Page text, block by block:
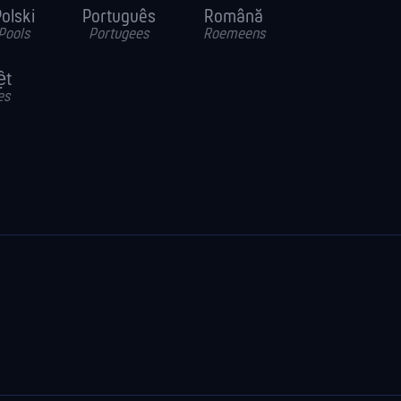
Português
Portugees
Română
Roemeens